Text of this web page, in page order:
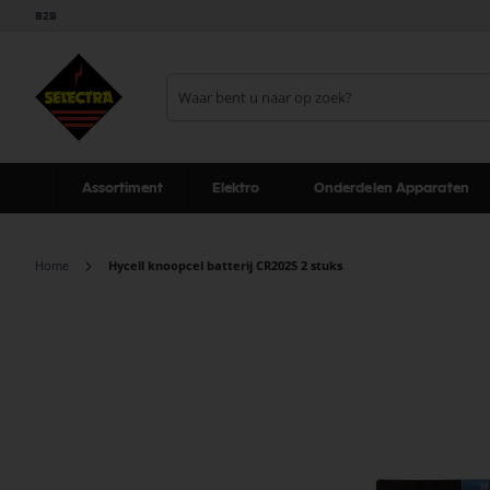
B2B
Assortiment Elektro Onderdelen Apparaten
Home Hycell knoopcel batterij CR2025 2 stuks